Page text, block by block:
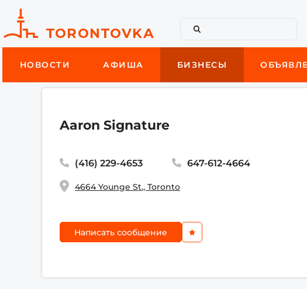
НОВОСТИ АФИША БИЗНЕСЫ
Aaron Signature
(416) 229-4653 647-612-4664
4664 Younge St., Toronto
Написать сообщение